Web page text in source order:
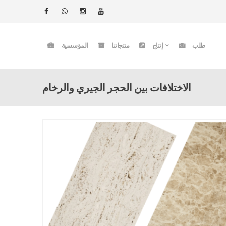
المؤسسية منتجاتنا إنتاج طلب
الاختلافات بين الحجر الجيري والرخام